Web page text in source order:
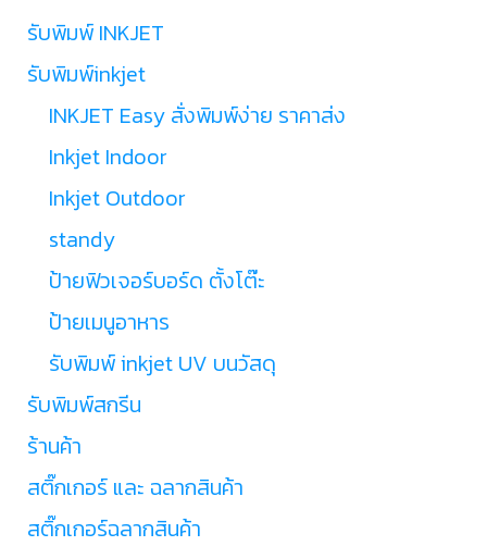
รับพิมพ์ INKJET
รับพิมพ์inkjet
INKJET Easy สั่งพิมพ์ง่าย ราคาส่ง
Inkjet Indoor
Inkjet Outdoor
standy
ป้ายฟิวเจอร์บอร์ด ตั้งโต๊ะ
ป้ายเมนูอาหาร
รับพิมพ์ inkjet UV บนวัสดุ
รับพิมพ์สกรีน
ร้านค้า
สติ๊กเกอร์ และ ฉลากสินค้า
สติ๊กเกอร์ฉลากสินค้า